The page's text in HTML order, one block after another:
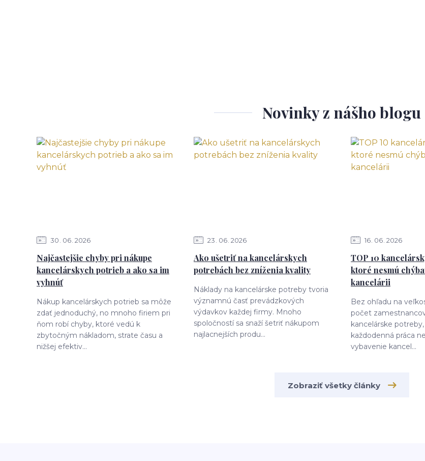
Novinky z nášho blogu
30 06 2026
Najčastejšie chyby pri nákupe
kancelárskych potrieb a ako sa im
vyhnúť
Nákup kancelárskych potrieb sa môže
zdať jednoduchý, no mnoho firiem pri
ňom robí chyby, ktoré vedú k
zbytočným nákladom, strate času a
nižšej efektiv...
23 06 2026
Ako ušetriť na kancelárskych
potrebách bez zníženia kvality
Náklady na kancelárske potreby tvoria
významnú časť prevádzkových
výdavkov každej firmy. Mnoho
spoločností sa snaží šetriť nákupom
najlacnejších produ...
16 06 2026
TOP 10
ktoré nesmú
kancelárii
Bez ohľadu na
počet
kancelárske
každodenná práca
vybavenie kancel...
Zobraziť všetky články